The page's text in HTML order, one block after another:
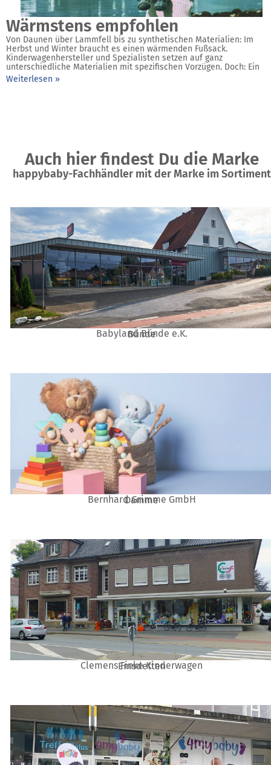
Wärmstens empfohlen
Von Daunen über Lammfell bis zu synthetischen Materialien: Im
Herbst und Winter braucht es einen wärmenden Fußsack.
Kinderwagenhersteller und Spezialisten setzen auf ganz
unterschiedliche Materialien mit spezifischen Vorzügen. Doch: Ein
Weiterlesen »
Auch hier findest Du die Marke
happybaby-Fachhändler mit der Marke im Sortiment
Bünde
Babyland Bünde e.K.
Damme
Bernhard Grimme GmbH
Emsdetten
Clemens Finke Kinderwagen